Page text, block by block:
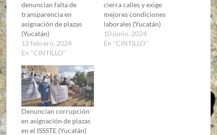
denuncian falta de
transparencia en
asignación de plazas
(Yucatán)
12 febrero, 2024
En "CINTILLO"
cierra calles y exige
mejores condiciones
laborales (Yucatán)
10 junio, 2024
En "CINTILLO"
Denuncian corrupción
en asignación de plazas
en el ISSSTE (Yucatán)